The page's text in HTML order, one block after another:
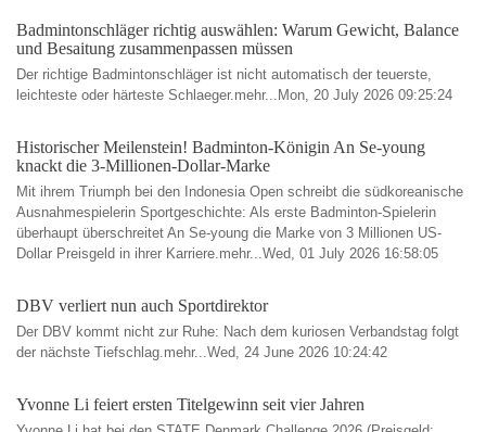
Badmintonschläger richtig auswählen: Warum Gewicht, Balance
und Besaitung zusammenpassen müssen
Der richtige Badmintonschläger ist nicht automatisch der teuerste,
leichteste oder härteste Schlaeger.mehr...Mon, 20 July 2026 09:25:24
Historischer Meilenstein! Badminton-Königin An Se-young
knackt die 3-Millionen-Dollar-Marke
Mit ihrem Triumph bei den Indonesia Open schreibt die südkoreanische
Ausnahmespielerin Sportgeschichte: Als erste Badminton-Spielerin
überhaupt überschreitet An Se-young die Marke von 3 Millionen US-
Dollar Preisgeld in ihrer Karriere.mehr...Wed, 01 July 2026 16:58:05
DBV verliert nun auch Sportdirektor
Der DBV kommt nicht zur Ruhe: Nach dem kuriosen Verbandstag folgt
der nächste Tiefschlag.mehr...Wed, 24 June 2026 10:24:42
Yvonne Li feiert ersten Titelgewinn seit vier Jahren